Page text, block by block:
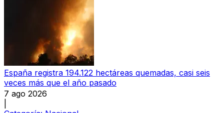
España registra 194.122 hectáreas quemadas, casi seis
veces más que el año pasado
7 ago 2026